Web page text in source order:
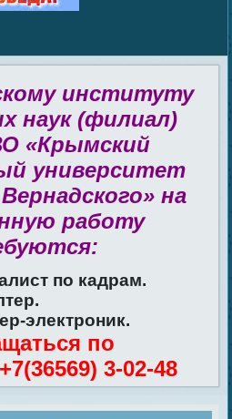
институту
наук (филиал)
«Крымский
университет
на
работу
по кадрам.
электроник.
по
3-02-48